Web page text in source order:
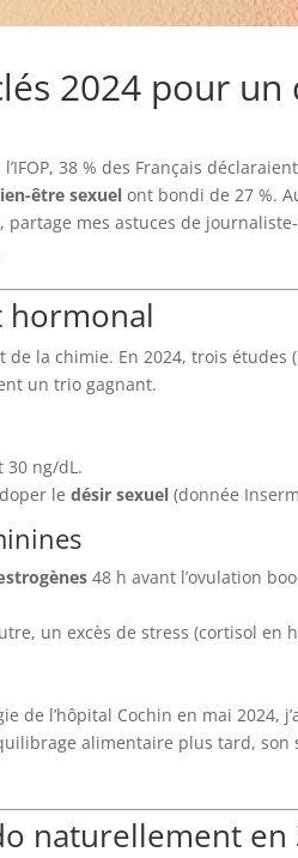
2024 pour
l’IFOP, 38 % des Français
être sexuel ont bondi de 27 %.
mes astuces de
hormonal
de la chimie. En 2024, trois
un trio gagnant.
30 ng/dL.
doper ledésir sexuel (donnée
48 h avant l’ovulation
un excès de stress (cortisol
de l’hôpital Cochin en mai
alimentaire plus tard, son
naturellement en